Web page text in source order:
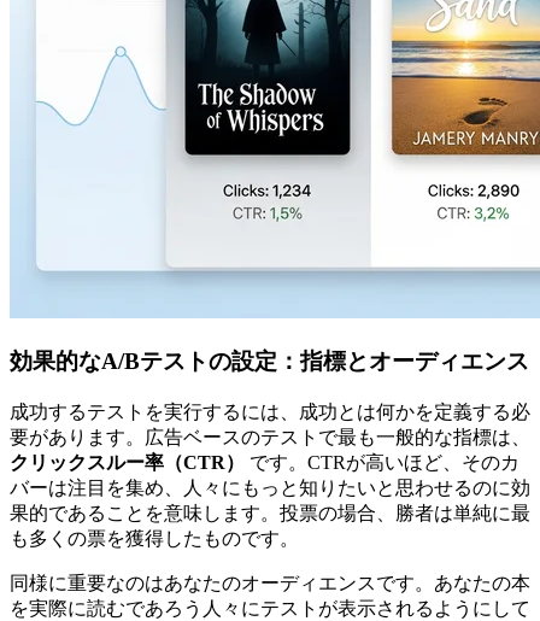
効果的なA/Bテストの設定：指標とオーディエンス
成功するテストを実行するには、成功とは何かを定義する必
要があります。広告ベースのテストで最も一般的な指標は、
クリックスルー率（CTR）
です。CTRが高いほど、そのカ
バーは注目を集め、人々にもっと知りたいと思わせるのに効
果的であることを意味します。投票の場合、勝者は単純に最
も多くの票を獲得したものです。
同様に重要なのはあなたのオーディエンスです。あなたの本
を実際に読むであろう人々にテストが表示されるようにして